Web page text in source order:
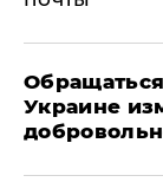
Украине